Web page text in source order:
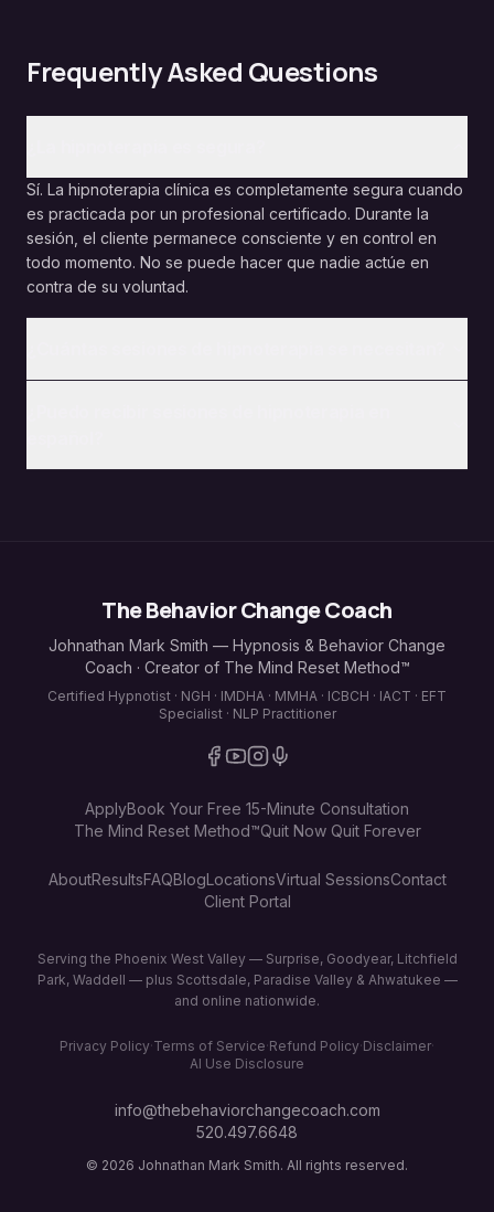
Frequently Asked Questions
Sí. La hipnoterapia clínica es completamente segura cuando
es practicada por un profesional certificado. Durante la
sesión, el cliente permanece consciente y en control en
todo momento. No se puede hacer que nadie actúe en
contra de su voluntad.
The Behavior Change Coach
Johnathan Mark Smith — Hypnosis & Behavior Change
Coach · Creator of The Mind Reset Method™
Certified Hypnotist · NGH · IMDHA · MMHA · ICBCH · IACT · EFT
Specialist · NLP Practitioner
ApplyBook Your Free 15-Minute Consultation
The Mind Reset Method™Quit Now Quit Forever
AboutResultsFAQBlogLocationsVirtual SessionsContact
Client Portal
Serving the Phoenix West Valley — Surprise, Goodyear, Litchfield
Park, Waddell — plus Scottsdale, Paradise Valley & Ahwatukee —
and online nationwide.
Privacy Policy·Terms of Service·Refund Policy·Disclaimer·
AI Use Disclosure
info@thebehaviorchangecoach.com
520.497.6648
© 2026 Johnathan Mark Smith. All rights reserved.